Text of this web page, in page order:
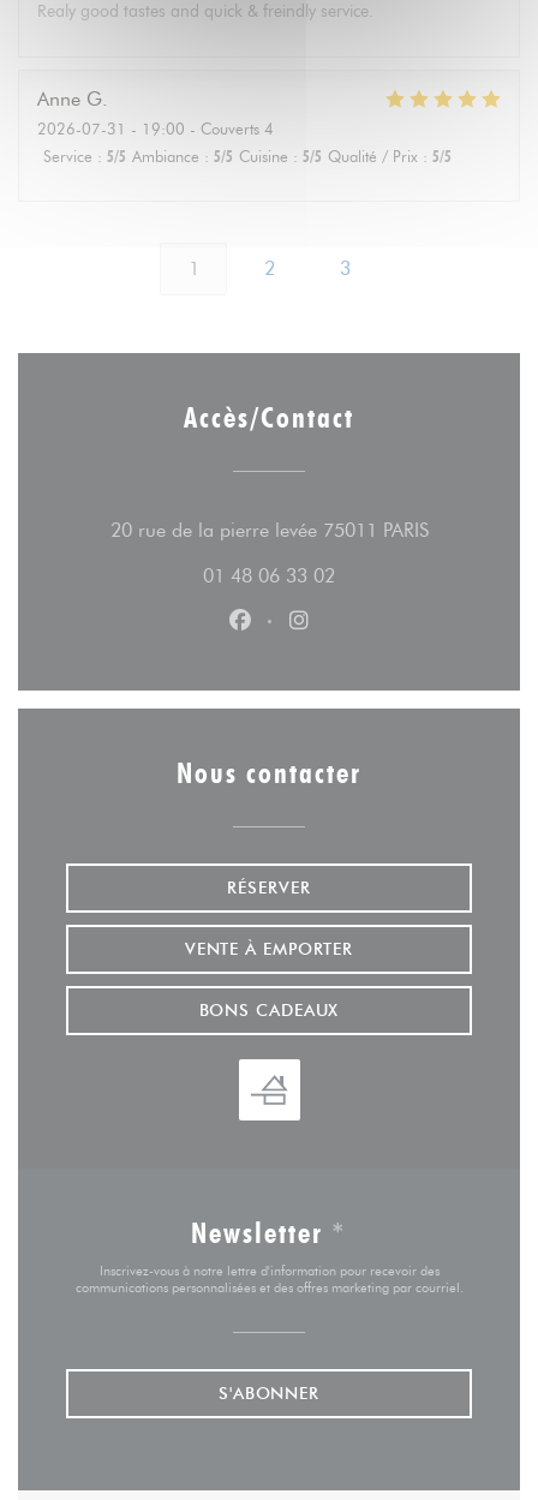
Realy good tastes and quick & freindly service.
Anne G
2026-07-31 - 19:00 - Couverts 4
Service : 5/5 Ambiance : 5/5 Cuisine : 5/5 Qualité / Prix : 5/5
1 2 3
Accès/Contact
20 rue de la pierre levée 75011 PARIS((ouvre une
01 48 06 33 02
Facebook ((ouvre une nouvelle
Instagram ((ouvre une
Nous contacter
RÉSERVER
VENTE À EMPORTER
BONS CADEAUX
Newsletter *
Inscrivez-vous à notre lettre d'information pour recevoir des
communications personnalisées et des offres marketing par courriel.
S'ABONNER